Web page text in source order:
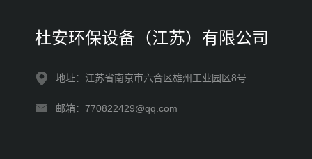
杜安环保设备（江苏）有限公司
地址：江苏省南京市六合区雄州工业园区8号
邮箱：770822429@qq.com